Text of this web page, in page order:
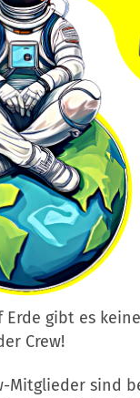
Erde gibt es
Crew!
Mitglieder sind